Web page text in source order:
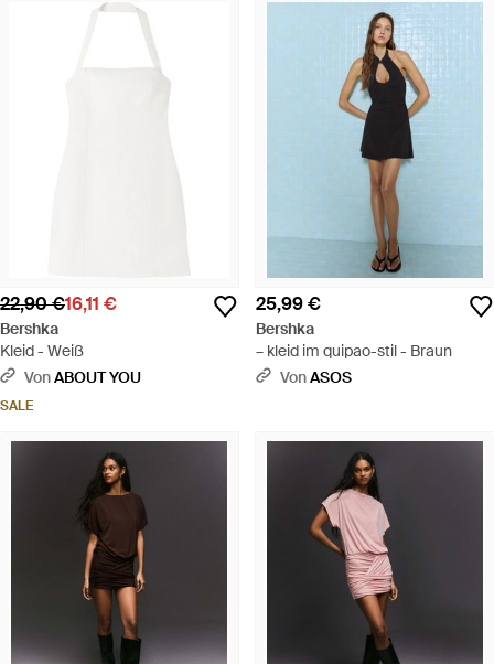
22,90 €16,11 €
Bershka
Kleid - Weiß
VonABOUT YOU
SALE
25,99 €
Bershka
– kleid im quipao-stil - Braun
VonASOS